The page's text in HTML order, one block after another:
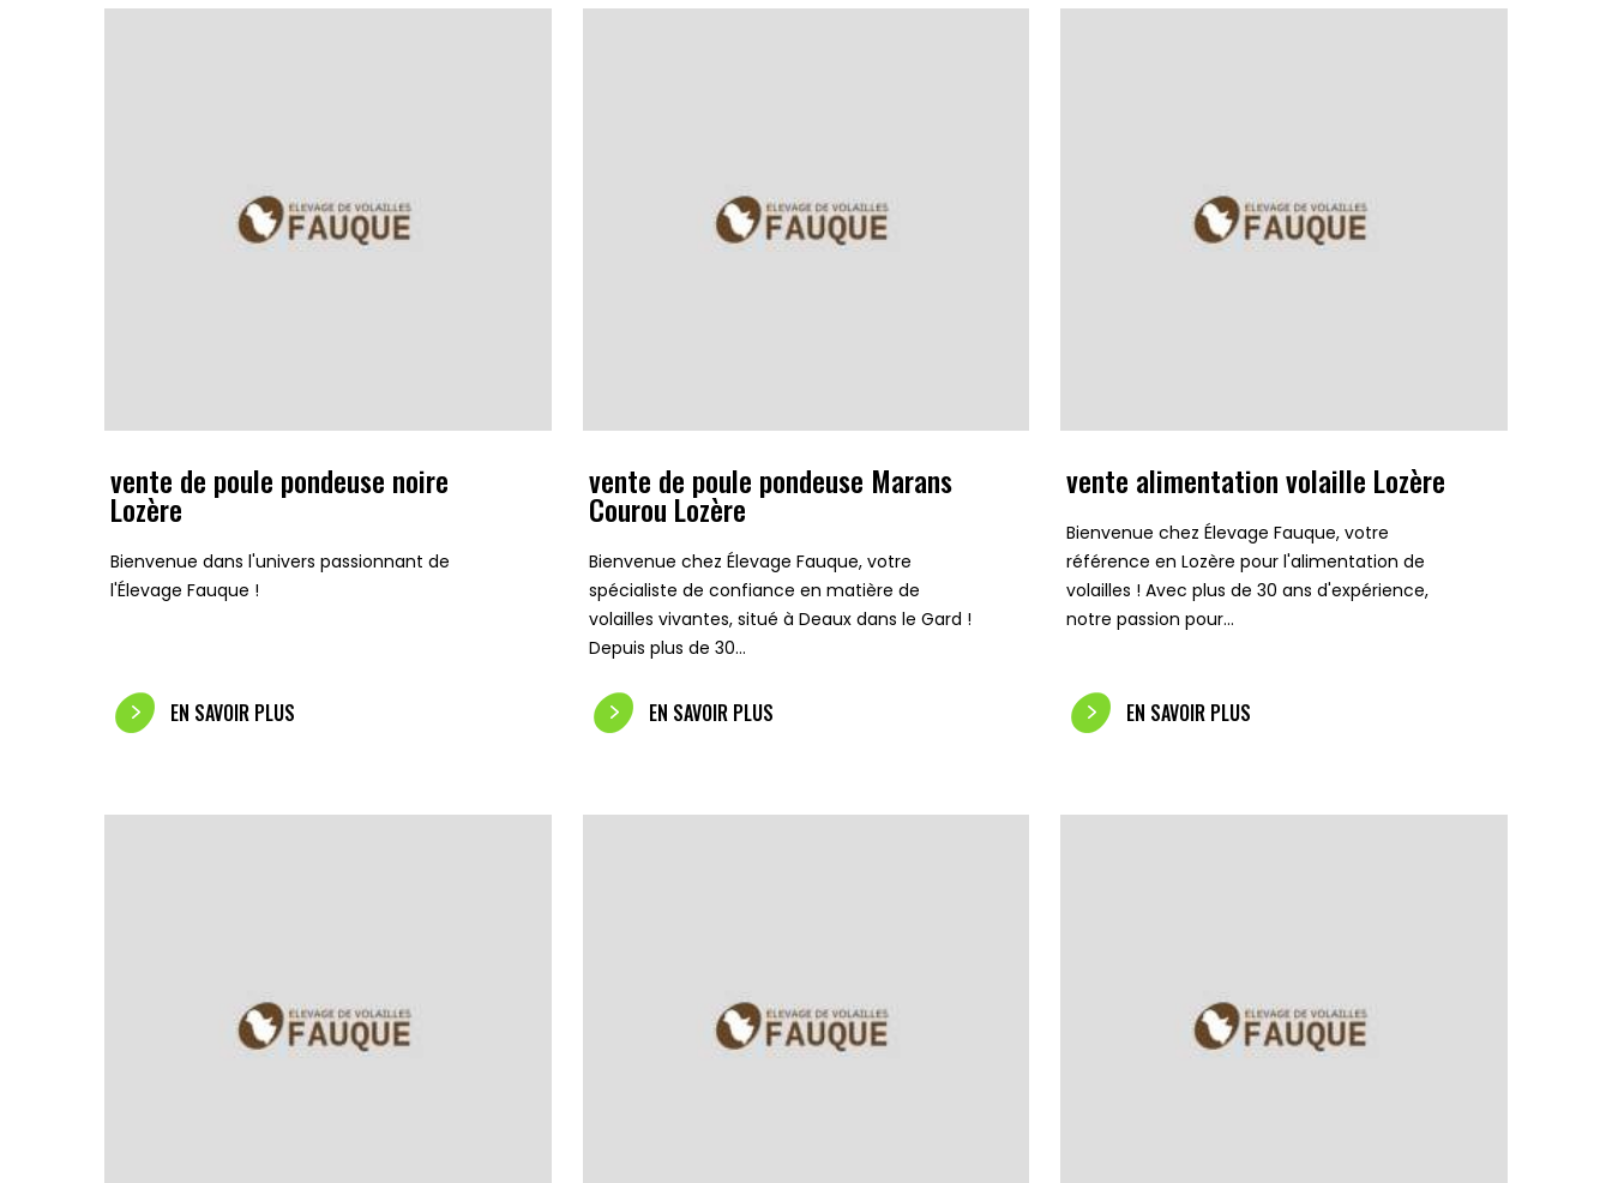
vente de poule pondeuse noire
Lozère
Bienvenue dans l'univers passionnant de
l'Élevage Fauque !
EN SAVOIR PLUS
vente de poule pondeuse Marans
Courou Lozère
Bienvenue chez Élevage Fauque, votre
spécialiste de confiance en matière de
volailles vivantes, situé à Deaux dans le Gard !
Depuis plus de 30…
EN SAVOIR PLUS
vente alimentation volaille Lozère
Bienvenue chez Élevage Fauque, votre
référence en Lozère pour l'alimentation de
volailles ! Avec plus de 30 ans d'expérience,
notre passion pour…
EN SAVOIR PLUS